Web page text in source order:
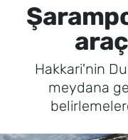
Hakkari'nin
meydana